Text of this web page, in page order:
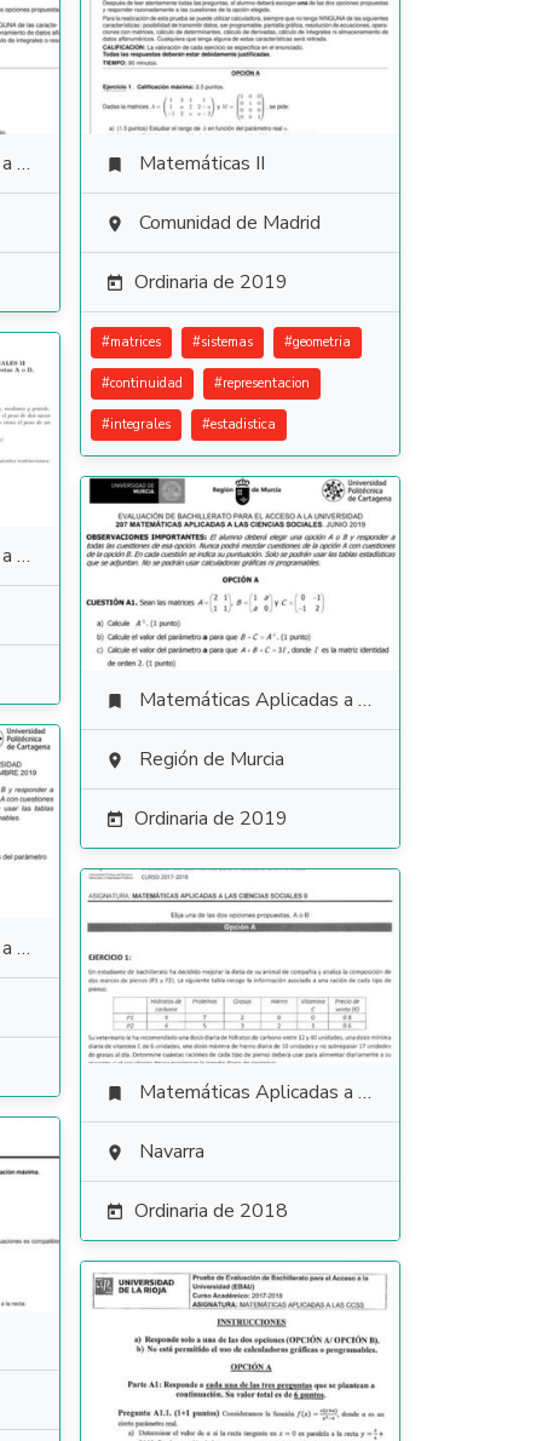
 Matemáticas II
 Comunidad de Madrid
 Ordinaria de 2019
#matrices #sistemas #geometria
#continuidad #representacion
#integrales #estadistica
 Matemáticas Aplicadas a las Ciencias Sociales
 Región de Murcia
 Ordinaria de 2019
 Matemáticas Aplicadas a las Ciencias Sociales
 Navarra
 Ordinaria de 2018